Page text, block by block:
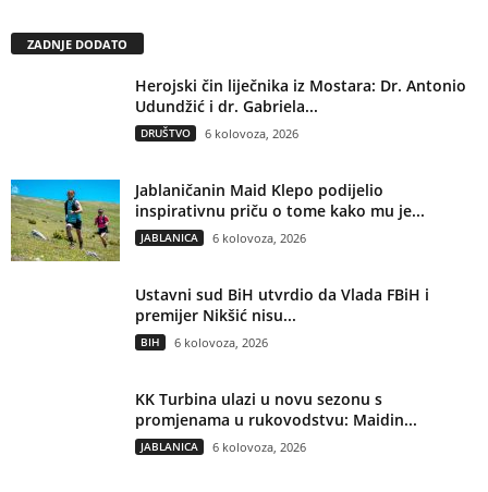
ZADNJE DODATO
Herojski čin liječnika iz Mostara: Dr. Antonio
Udundžić i dr. Gabriela...
DRUŠTVO 6 kolovoza, 2026
Jablaničanin Maid Klepo podijelio
inspirativnu priču o tome kako mu je...
JABLANICA 6 kolovoza, 2026
Ustavni sud BiH utvrdio da Vlada FBiH i
premijer Nikšić nisu...
BIH 6 kolovoza, 2026
KK Turbina ulazi u novu sezonu s
promjenama u rukovodstvu: Maidin...
JABLANICA 6 kolovoza, 2026